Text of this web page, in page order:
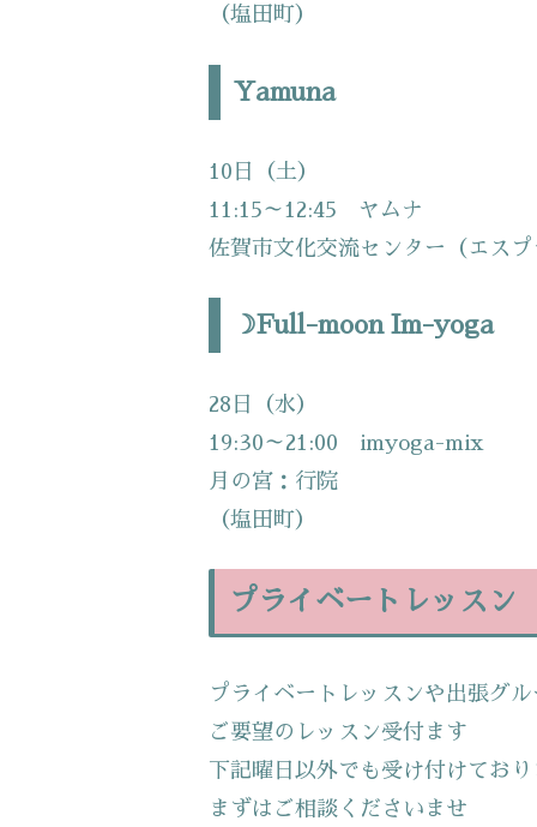
（塩田町）
Yamuna
10日（土）
11:15～12:45 ヤムナ
佐賀市文化交流センター（エス
☽Full-moon Im-yoga
28日（水）
19:30～21:00 imyoga-mix
月の宮：行院
（塩田町）
プライベートレッスン
プライベートレッスンや出張グ
ご要望のレッスン受付ます
下記曜日以外でも受け付けてお
まずはご相談くださいませ